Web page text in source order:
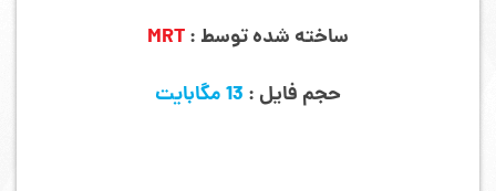
ساخته شده توسط :MRT
حجم فایل : 13 مگابایت